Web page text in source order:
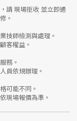
，請 現場拒收 並立即通
。
技師檢測與處理。
客權益。
務。
員依規辦理。
可能不同。
現場報價為準。